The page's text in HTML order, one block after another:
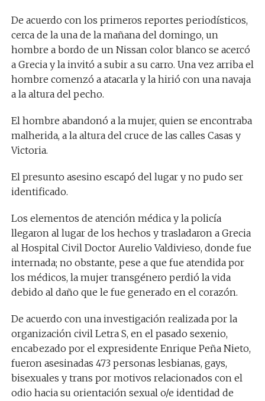
De acuerdo con los primeros reportes periodísticos,
cerca de la una de la mañana del domingo, un
hombre a bordo de un Nissan color blanco se acercó
a Grecia y la invitó a subir a su carro. Una vez arriba el
hombre comenzó a atacarla y la hirió con una navaja
a la altura del pecho.
El hombre abandonó a la mujer, quien se encontraba
malherida, a la altura del cruce de las calles Casas y
Victoria.
El presunto asesino escapó del lugar y no pudo ser
identificado.
Los elementos de atención médica y la policía
llegaron al lugar de los hechos y trasladaron a Grecia
al Hospital Civil Doctor Aurelio Valdivieso, donde fue
internada; no obstante, pese a que fue atendida por
los médicos, la mujer transgénero perdió la vida
debido al daño que le fue generado en el corazón.
De acuerdo con una investigación realizada por la
organización civil Letra S, en el pasado sexenio,
encabezado por el expresidente Enrique Peña Nieto,
fueron asesinadas 473 personas lesbianas, gays,
bisexuales y trans por motivos relacionados con el
odio hacia su orientación sexual o/e identidad de